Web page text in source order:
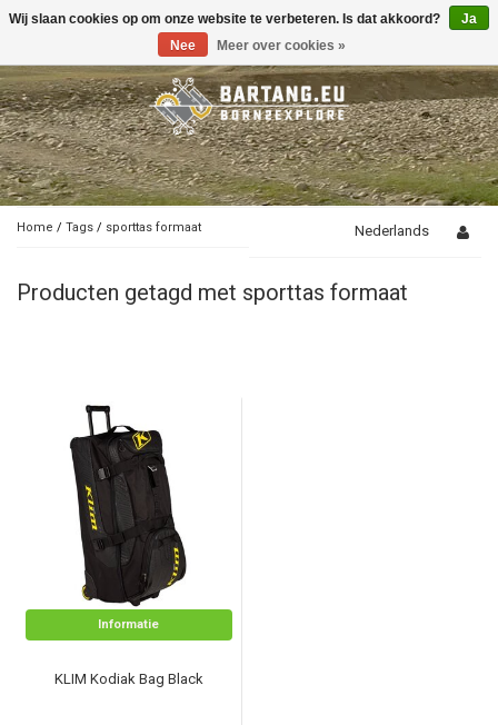
Toggle
Home / Tags / sporttas formaat Nederlands
Producten getagd met sporttas formaat
Informatie
KLIM Kodiak Bag Black
Wij slaan cookies op om onze website te verbeteren. Is dat akkoord?
Ja
Nee
Meer over cookies »